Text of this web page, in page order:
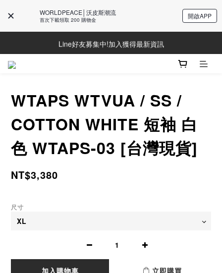
WORLDPEACE│沃皮斯潮流
首次下載領取 200 購物金 開啟APP
Line好友募集中!加入獲得最新資訊
Line好友募集中!加入獲得最新資訊
防詐騙提醒!請勿聽從不明來電操作ATM與提供個人資訊
WTAPS WTVUA / SS /
COTTON WHITE 短袖 白
色 WTAPS-03 [台灣現貨]
NT$3,380
尺寸
加入購物車 立即購買